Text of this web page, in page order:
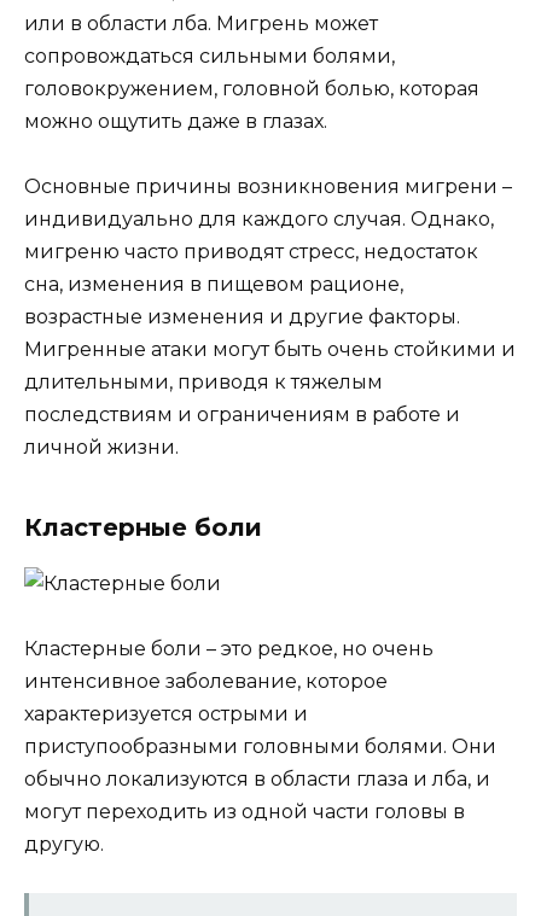
или в области лба. Мигрень может
сопровождаться сильными болями,
головокружением, головной болью, которая
можно ощутить даже в глазах.
Основные причины возникновения мигрени –
индивидуально для каждого случая. Однако,
мигреню часто приводят стресс, недостаток
сна, изменения в пищевом рационе,
возрастные изменения и другие факторы.
Мигренные атаки могут быть очень стойкими и
длительными, приводя к тяжелым
последствиям и ограничениям в работе и
личной жизни.
Кластерные боли
Кластерные боли – это редкое, но очень
интенсивное заболевание, которое
характеризуется острыми и
приступообразными головными болями. Они
обычно локализуются в области глаза и лба, и
могут переходить из одной части головы в
другую.